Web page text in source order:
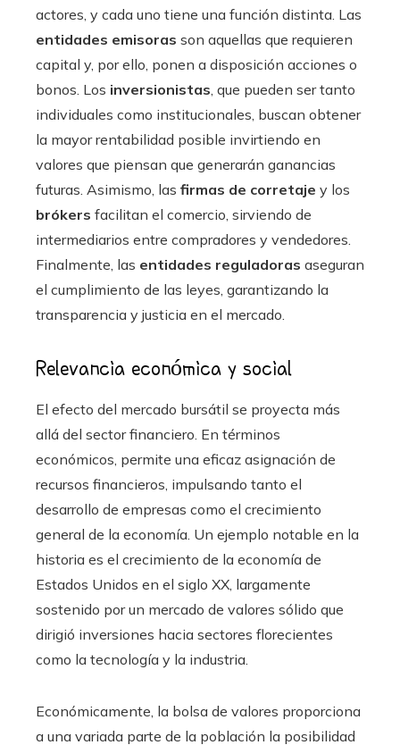
actores, y cada uno tiene una función distinta. Las
entidades emisoras son aquellas que requieren
capital y, por ello, ponen a disposición acciones o
bonos. Los inversionistas , que pueden ser tanto
individuales como institucionales, buscan obtener
la mayor rentabilidad posible invirtiendo en
valores que piensan que generarán ganancias
futuras. Asimismo, las firmas de corretaje y los
brókers facilitan el comercio, sirviendo de
intermediarios entre compradores y vendedores.
Finalmente, las entidades reguladoras aseguran
el cumplimiento de las leyes, garantizando la
transparencia y justicia en el mercado.
Relevancia económica y social
El efecto del mercado bursátil se proyecta más
allá del sector financiero. En términos
económicos, permite una eficaz asignación de
recursos financieros, impulsando tanto el
desarrollo de empresas como el crecimiento
general de la economía. Un ejemplo notable en la
historia es el crecimiento de la economía de
Estados Unidos en el siglo XX, largamente
sostenido por un mercado de valores sólido que
dirigió inversiones hacia sectores florecientes
como la tecnología y la industria.
Económicamente, la bolsa de valores proporciona
a una variada parte de la población la posibilidad